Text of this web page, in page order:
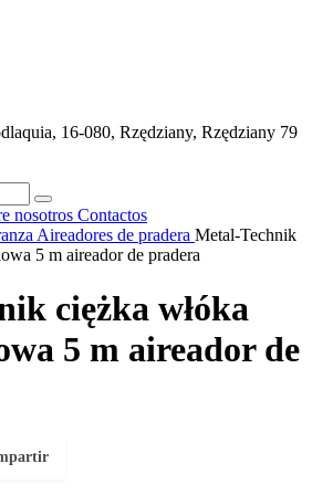
16-080, Rzędziany, Rzędziany 79
nosotros Contactos
Aireadores de pradera Metal-Technik
5 m aireador de pradera
ciężka włóka
5 m aireador de